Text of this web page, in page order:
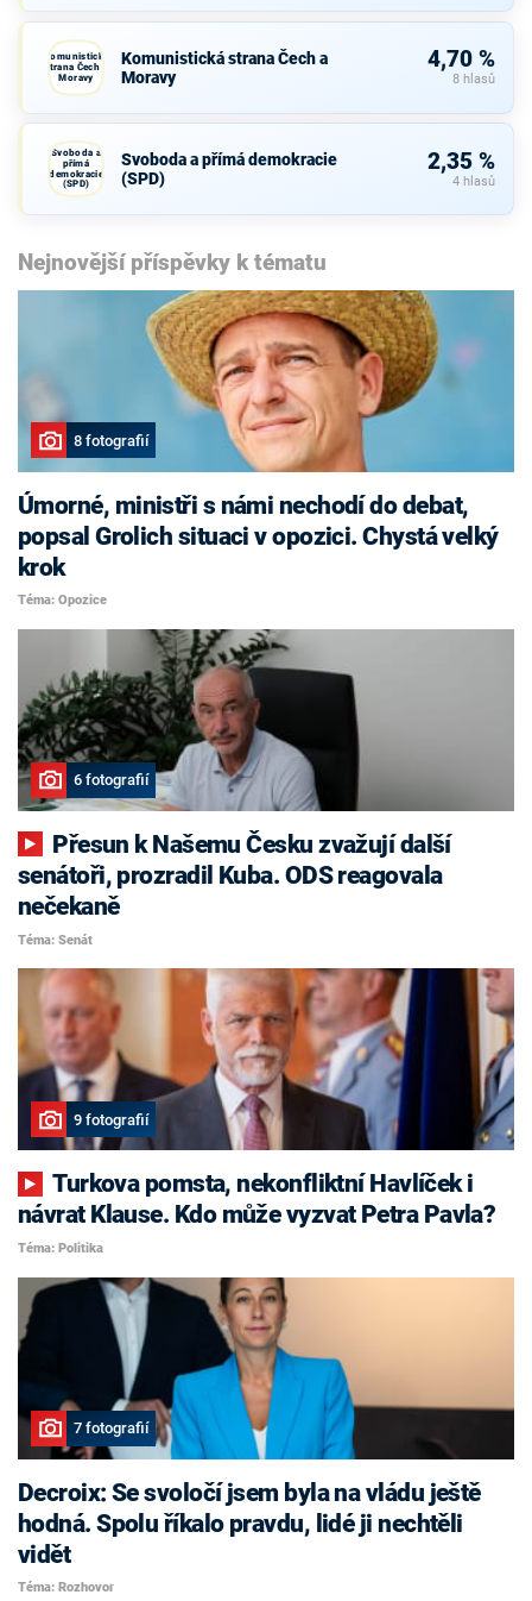
Komunistická
strana Čech a
Moravy
Komunistická strana Čech a
Moravy
4,70 %
8 hlasů
Svoboda a
přímá
demokracie
(SPD)
Svoboda a přímá demokracie
(SPD)
2,35 %
4 hlasů
Nejnovější příspěvky k tématu
8 fotografií
Úmorné, ministři s námi nechodí do debat,
popsal Grolich situaci v opozici. Chystá velký
krok
Téma: Opozice
6 fotografií
senátoři, prozradil Kuba. ODS reagovala
nečekaně
Téma: Senát
9 fotografií
Turkova pomsta, nekonfliktní Havlíček i
návrat Klause. Kdo může vyzvat Petra Pavla?
Téma: Politika
7 fotografií
Decroix: Se svoločí jsem byla na vládu ještě
hodná. Spolu říkalo pravdu, lidé ji nechtěli
vidět
Téma: Rozhovor